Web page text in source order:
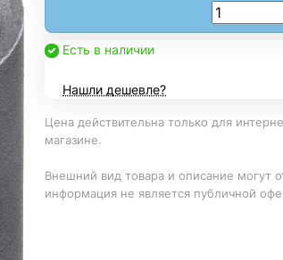
Есть в наличии
Нашли дешевле?
Цена действительна только для
магазине.
Внешний вид товара и описание могут
информация не является публичной